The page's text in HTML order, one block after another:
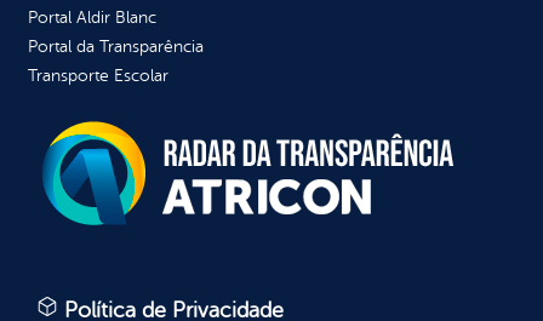
Portal Aldir Blanc
Portal da Transparência
Transporte Escolar
Política de Privacidade